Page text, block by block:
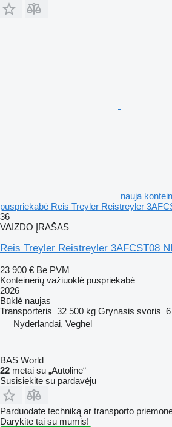
nauja
puspriekabė Reis Treyler Reistreyler
36
VAIZDO ĮRAŠAS
Reis Treyler Reistreyler 3AFCST08
23 900 € Be PVM
Konteinerių važiuoklė puspriekabė
2026
Būklė naujas
Transporteris 32 500 kg Grynasis svoris
Nyderlandai, Veghel
BAS World
22 metai su „Autoline“
Susisiekite su pardavėju
Parduodate techniką ar transporto
Darykite tai su mumis!